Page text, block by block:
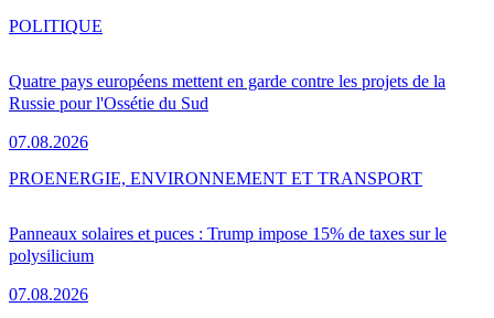
Quatre pays européens mettent en garde contre les projets de la
Russie pour l'Ossétie du Sud
07.08.2026
POLITIQUE
Panneaux solaires et puces : Trump impose 15% de taxes sur le
polysilicium
07.08.2026
PROENERGIE, ENVIRONNEMENT ET TRANSPORT